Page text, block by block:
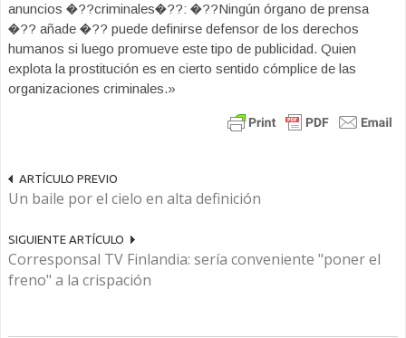
anuncios �??criminales�??: �??Ningún órgano de prensa
�?? añade �?? puede definirse defensor de los derechos
humanos si luego promueve este tipo de publicidad. Quien
explota la prostitución es en cierto sentido cómplice de las
organizaciones criminales.»
ARTÍCULO PREVIO
Un baile por el cielo en alta definición
SIGUIENTE ARTÍCULO
Corresponsal TV Finlandia: sería conveniente "poner el
freno" a la crispación